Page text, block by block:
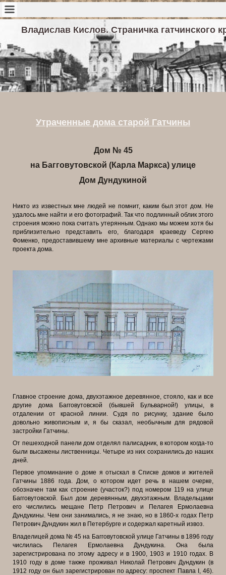
Владислав Кислов. Страничка гатчинского
Утраченные дома старой Гатчины
Дом № 45
на Багговутовской (Карла Маркса) улице
Дом Дундукиной
Никто из известных мне людей не помнит, каким был этот дом. Не
удалось мне найти и его фотографий. Так что подлинный облик этого
строения можно пока считать утерянным. Однако мы можем хотя бы
приблизительно представить его, благодаря краеведу Сергею
Фоменко, предоставившему мне архивные материалы с чертежами
проекта дома.
Главное строение дома, двухэтажное деревянное, стояло, как и все
другие дома Багговутовской (бывшей Бульварной!) улицы, в
отдалении от красной линии. Судя по рисунку, здание было
довольно живописным и, я бы сказал, необычным для рядовой
застройки Гатчины.
От пешеходной панели дом отделял палисадник, в котором когда-то
были высажены лиственницы. Четыре из них сохранились до наших
дней.
Первое упоминание о доме я отыскал в Списке домов и жителей
Гатчины 1886 года. Дом, о котором идет речь в нашем очерке,
обозначен там как строение (участок?) под номером 119 на улице
Багговутовской. Был дом деревянным, двухэтажным. Владельцами
его числились мещане Петр Петрович и Пелагея Ермолаевна
Дундукины. Чем они занимались, я не знаю, но в 1860-х годах Петр
Петрович Дундукин жил в Петербурге и содержал каретный извоз.
Владелицей дома № 45 на Багговутовской улице Гатчины в 1896 году
числилась Пелагея Ермолаевна Дундукина. Она была
зарегистрирована по этому адресу и в 1900, 1903 и 1910 годах. В
1910 году в доме также проживал Николай Петрович Дундукин (в
1912 году он был зарегистрирован по адресу: проспект Павла I, 46).